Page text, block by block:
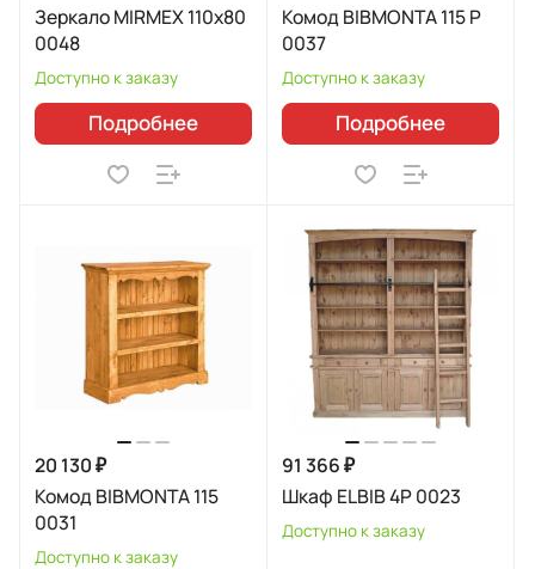
Зеркало MIRMEX 110х80
0048
Доступно к заказу
Подробнее
Комод BIBMONTA 115 Р
0037
Доступно к заказу
Подробнее
20 130 ₽
Комод BIBMONTA 115
0031
Доступно к заказу
91 366 ₽
Шкаф ELBIB 4P 0023
Доступно к заказу